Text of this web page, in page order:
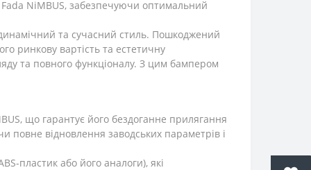
Fada NiMBUS, забезпечуючи оптимальний
та сучасний стиль. Пошкоджений
ринкову вартість та естетичну
та повного функціоналу. З цим бампером
що гарантує його бездоганне прилягання
повне відновлення заводських параметрів і
пластик або його аналоги), які